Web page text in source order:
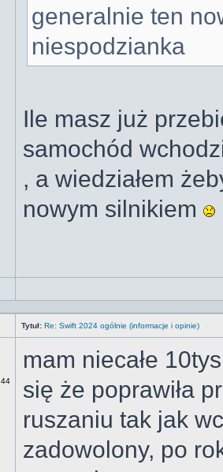
generalnie ten
niespodzianka
Ile masz już
samochód
, a wiedziałem
nowym silnikiem
Tytuł: Re: Swift 2024 ogólnie (informacje i opinie)
mam niecałe
się że poprawiła
ruszaniu tak jak
zadowolony, po